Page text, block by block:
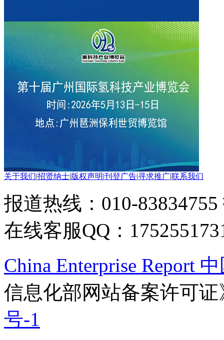
关于我们|招贤纳士|版权声明|刊登广告|寻求推广|联系我们
报道热线：010-83834755
在线客服QQ：
China Enterprise Report
信息化部网站备案许可
号-1